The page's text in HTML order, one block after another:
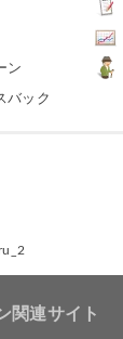
ン
バック
関連サイト